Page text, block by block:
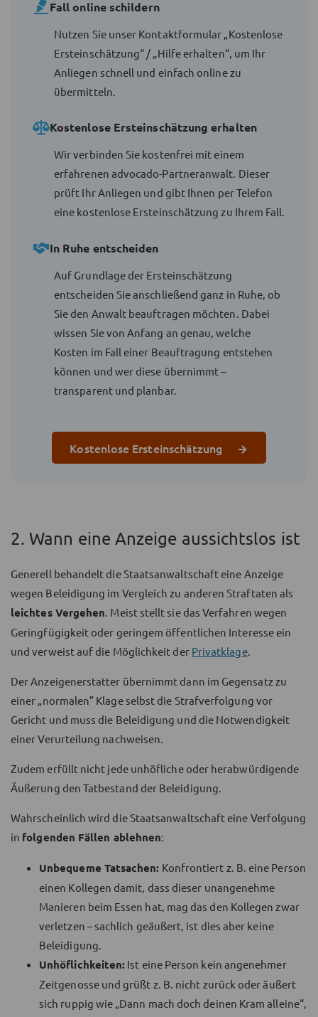
Fall online schildern
Nutzen Sie unser Kontaktformular „Kostenlose
Ersteinschätzung“ / „Hilfe erhalten“, um Ihr
Anliegen schnell und einfach online zu
übermitteln.
Kostenlose Ersteinschätzung erhalten
Wir verbinden Sie kostenfrei mit einem
erfahrenen advocado-Partneranwalt. Dieser
prüft Ihr Anliegen und gibt Ihnen per Telefon
eine kostenlose Ersteinschätzung zu Ihrem Fall.
In Ruhe entscheiden
Auf Grundlage der Ersteinschätzung
entscheiden Sie anschließend ganz in Ruhe, ob
Sie den Anwalt beauftragen möchten. Dabei
wissen Sie von Anfang an genau, welche
Kosten im Fall einer Beauftragung entstehen
können und wer diese übernimmt –
transparent und planbar.
Kostenlose Ersteinschätzung
2. Wann eine Anzeige aussichtslos ist
Generell behandelt die Staatsanwaltschaft eine Anzeige
wegen Beleidigung im Vergleich zu anderen Straftaten als
leichtes Vergehen . Meist stellt sie das Verfahren wegen
Geringfügigkeit oder geringem öffentlichen Interesse ein
und verweist auf die Möglichkeit der Privatklage.
Der Anzeigenerstatter übernimmt dann im Gegensatz zu
einer „normalen” Klage selbst die Strafverfolgung vor
Gericht und muss die Beleidigung und die Notwendigkeit
einer Verurteilung nachweisen.
Zudem erfüllt nicht jede unhöfliche oder herabwürdigende
Äußerung den Tatbestand der Beleidigung.
Wahrscheinlich wird die Staatsanwaltschaft eine Verfolgung
in folgenden Fällen ablehnen:
Unbequeme Tatsachen: Konfrontiert z. B. eine Person
einen Kollegen damit, dass dieser unangenehme
Manieren beim Essen hat, mag das den Kollegen zwar
verletzen – sachlich geäußert, ist dies aber keine
Beleidigung.
Unhöflichkeiten: Ist eine Person kein angenehmer
Zeitgenosse und grüßt z. B. nicht zurück oder äußert
sich ruppig wie „Dann mach doch deinen Kram alleine“,